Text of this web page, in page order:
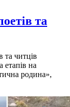
та
та читців
етапів на
родина»,